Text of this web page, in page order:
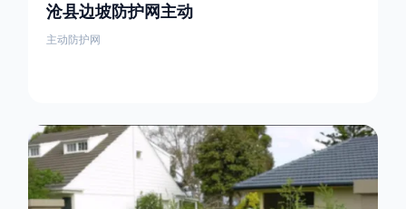
沧县边坡防护网主动
主动防护网